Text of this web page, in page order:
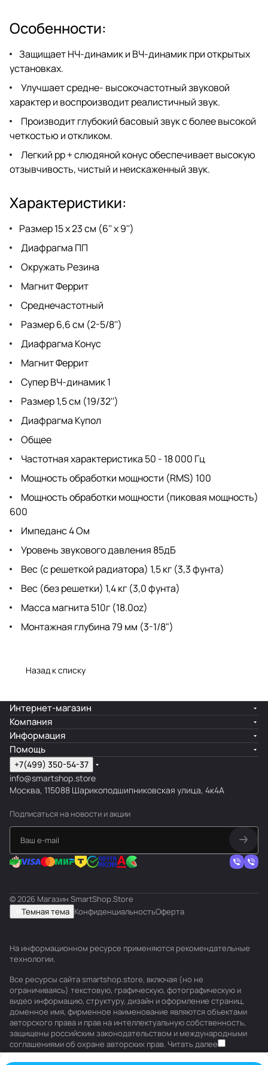
Особенности:
Защищает НЧ-динамик и ВЧ-динамик при открытых
установках.
Улучшает средне- высокочастотный звуковой
характер и воспроизводит реалистичный звук.
Производит глубокий басовый звук с более высокой
четкостью и откликом.
Легкий pp + слюдяной конус обеспечивает высокую
отзывчивость, чистый и неискаженный звук.
Характеристики:
Размер 15 x 23 см (6'' x 9'')
Диафрагма ПП
Окружать Резина
Магнит Феррит
Среднечастотный
Размер 6,6 см (2-5/8'')
Диафрагма Конус
Магнит Феррит
Супер ВЧ-динамик 1
Размер 1,5 см (19/32'')
Диафрагма Купол
Общее
Частотная характеристика 50 - 18 000 Гц
Мощность обработки мощности (RMS) 100
Мощность обработки мощности (пиковая мощность)
600
Импеданс 4 Ом
Уровень звукового давления 85дБ
Вес (с решеткой радиатора) 1,5 кг (3,3 фунта)
Вес (без решетки) 1,4 кг (3,0 фунта)
Масса магнита 510г (18.0oz)
Монтажная глубина 79 мм (3-1/8")
Назад к списку
Интернет-магазин
Компания
Информация
Помощь
+7(499) 350-54-37
info@smartshop.store
Москва, 115088 Шарикоподшипниковская улица, 4к4А
Подписаться на новости и акции
© 2026 Магазин SmartShop.Store
Темная тема КонфиденциальностьОферта
На информационном ресурсе применяются рекомендательные
технологии.
Все ресурсы сайта smartshop.store, включая (но не
ограничиваясь) текстовую, графическую, фотографическую и
видео информацию, структуру, дизайн и оформление страниц,
доменное имя, фирменное наименование являются объектами
авторского права и прав на интеллектуальную собственность,
защищены российским законодательством и международными
соглашениями об охране авторских прав. Читать далее